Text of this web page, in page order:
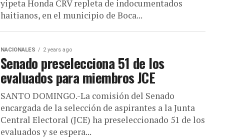
yipeta Honda CRV repleta de indocumentados
haitianos, en el municipio de Boca...
NACIONALES 2 years ago
Senado preselecciona 51 de los
evaluados para miembros JCE
SANTO DOMINGO.-La comisión del Senado
encargada de la selección de aspirantes a la Junta
Central Electoral (JCE) ha preseleccionado 51 de los
evaluados y se espera...